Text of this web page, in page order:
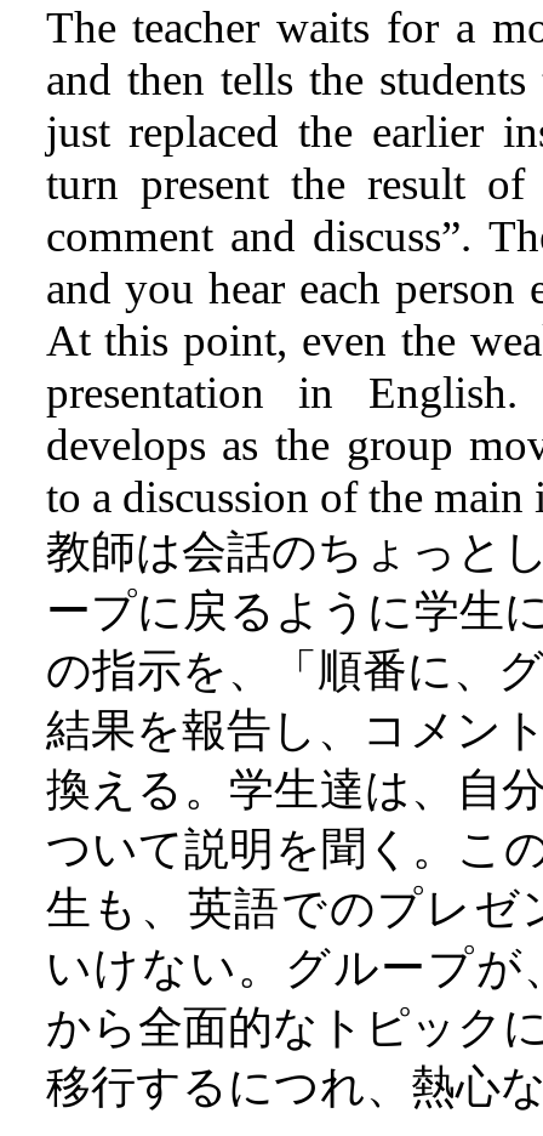
The teacher waits for a
and then tells the
just replaced the earlier
turn present the result
comment and discuss”.
and you hear each
At this point, even the
presentation in
develops as the group
to a discussion of the
教師は会話のちょっと
ープに戻るように学生
の指示を、「順番に、
結果を報告し、コメン
換える。学生達は、自
ついて説明を聞く。こ
生も、英語でのプレ
いけない。グループ
から全面的なトピック
移行するにつれ、熱心